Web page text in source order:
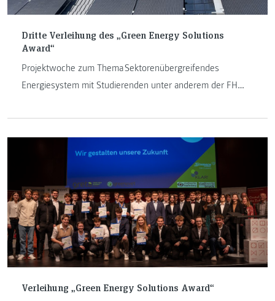
Dritte Verleihung des „Green Energy Solutions
Award“
Projektwoche zum Thema Sektorenübergreifendes
Energiesystem mit Studierenden unter anderem der FH
Verleihung „Green Energy Solutions Award“